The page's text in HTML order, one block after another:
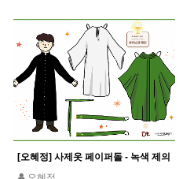
[오혜정] 사제옷 페이퍼돌 - 녹색 제의